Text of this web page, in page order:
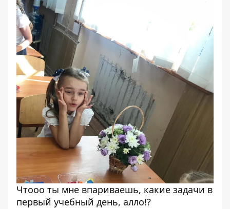
Чтооо ты мне впариваешь, какие задачи в
первый учебный день, алло!?